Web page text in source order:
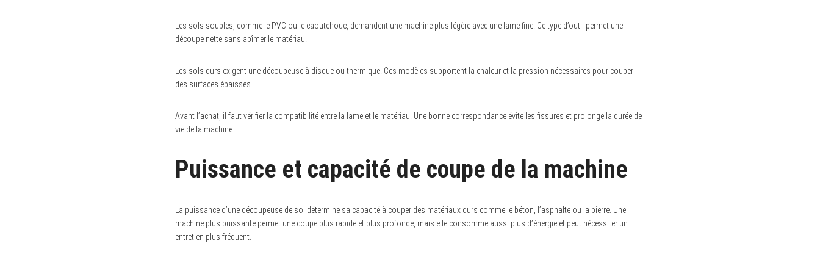
Les sols souples, comme le PVC ou le caoutchouc, demandent une machine plus légère avec une lame fine. Ce type d’outil permet une
découpe nette sans abîmer le matériau.
Les sols durs exigent une découpeuse à disque ou thermique. Ces modèles supportent la chaleur et la pression nécessaires pour couper
des surfaces épaisses.
Avant l’achat, il faut vérifier la compatibilité entre la lame et le matériau. Une bonne correspondance évite les fissures et prolonge la durée de
vie de la machine.
Puissance et capacité de coupe de la machine
La puissance d’une découpeuse de sol détermine sa capacité à couper des matériaux durs comme le béton, l’asphalte ou la pierre. Une
machine plus puissante permet une coupe plus rapide et plus profonde, mais elle consomme aussi plus d’énergie et peut nécessiter un
entretien plus fréquent.